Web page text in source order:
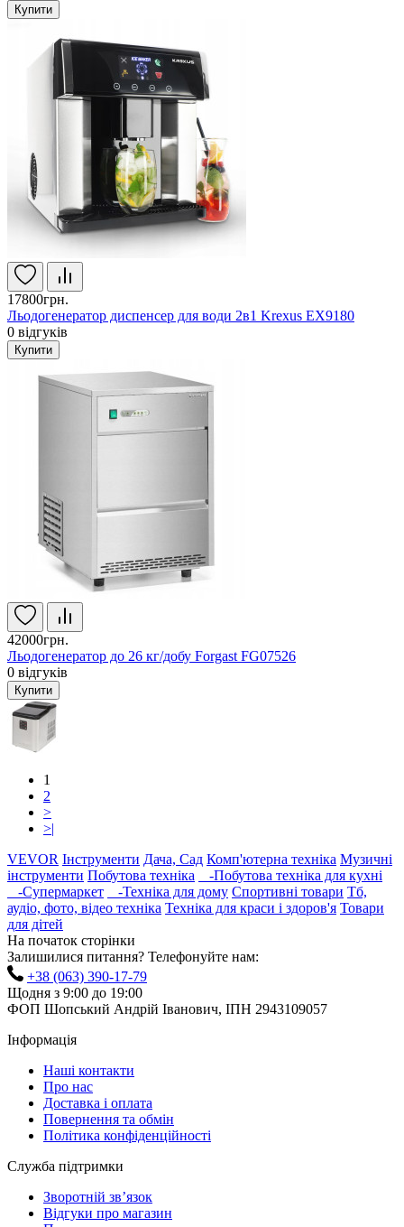
Купити
17800грн.
Льодогенератор диспенсер для води 2в1 Krexus EX9180
0 відгуків
Купити
42000грн.
Льодогенератор до 26 кг/добу Forgast FG07526
0 відгуків
Купити
1
2
>
>|
VEVOR Інструменти Дача, Сад Комп'ютерна техніка Музичні
інструменти Побутова техніка
-Побутова техніка для кухні
-Супермаркет
-Техніка для дому Спортивні товари Тб,
аудіо, фото, відео техніка Техніка для краси і здоров'я Товари
для дітей
На початок сторінки
Залишилися питання? Телефонуйте нам:
+38 (063) 390-17-79
Щодня з 9:00 до 19:00
ФОП Шопський Андрій Іванович, ІПН 2943109057
Інформація
Наші контакти
Про нас
Доставка і оплата
Повернення та обмін
Політика конфіденційності
Служба підтримки
Зворотній зв’язок
Відгуки про магазин